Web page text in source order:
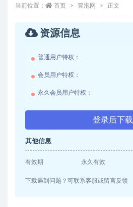
当前位置： 首页 冒泡网 正文
资源信息
普通用户特权：
会员用户特权：
永久会员用户特权：
登录后下载
其他信息
有效期 永久有效
下载遇到问题？可联系客服或留言反馈